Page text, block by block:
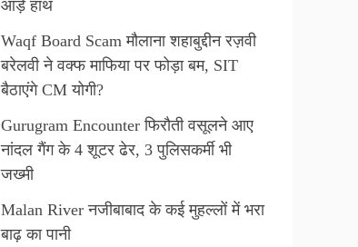
आड़े हाथ
Waqf Board Scam मौलाना शहाबुद्दीन रज़वी
बरेलवी ने वक्फ माफिया पर फोड़ा बम, SIT
बैठाएंगे CM योगी?
Gurugram Encounter फिरौती वसूलने आए
नांदल गैंग के 4 शूटर ढेर, 3 पुलिसकर्मी भी
जख्मी
Malan River नजीबाबाद के कई मुहल्लों में भरा
बाढ़ का पानी